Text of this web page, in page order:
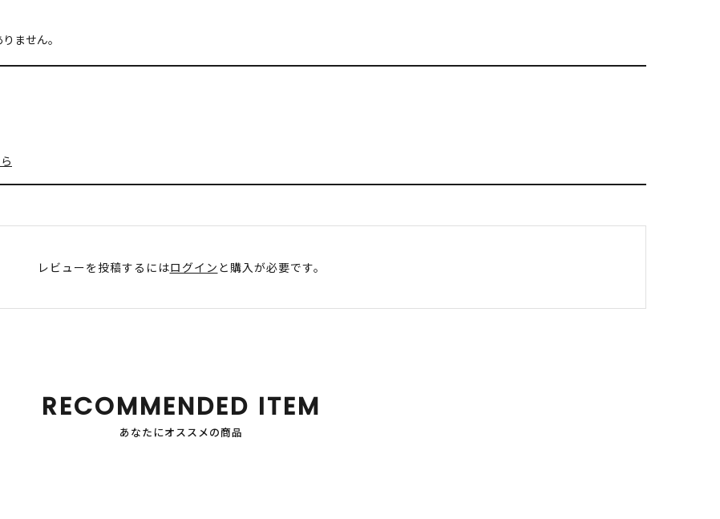
ません。
レビューを投稿するにはログイン と購入が必要です。
RECOMMENDED ITEM
あなたにオススメの商品